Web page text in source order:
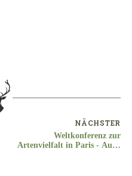
NÄCHSTER
Weltkonferenz zur
Artenvielfalt in Paris - Auch